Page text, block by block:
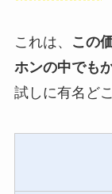
これは、
この
ホンの中でも
試しに有名ど